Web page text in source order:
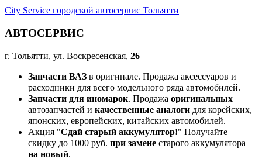
City Service городской автосервис Тольятти
АВТОСЕРВИС
г. Тольятти, ул. Воскресенская, 26
Запчасти ВАЗ в оригинале. Продажа аксессуаров и
расходники для всего модельного ряда автомобилей.
Запчасти для иномарок. Продажа оригинальных
автозапчастей и качественные аналоги для корейских,
японских, европейских, китайских автомобилей.
Акция "Сдай старый аккумулятор!" Получайте
скидку до 1000 руб. при замене старого аккумулятора
на новый.